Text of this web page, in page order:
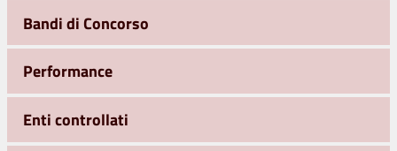
Bandi di Concorso
Performance
Enti controllati